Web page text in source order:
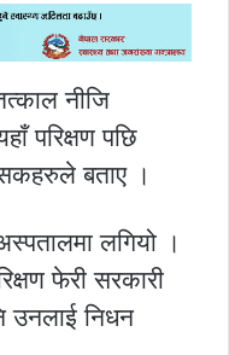
नीजि
परिक्षण पछि
बताए ।
लगियो ।
फेरी सरकारी
उनलाई निधन